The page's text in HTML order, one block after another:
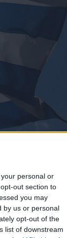
personal or
out section to
you may
by us or personal
opt-out of the
list of downstream
Δυτικής